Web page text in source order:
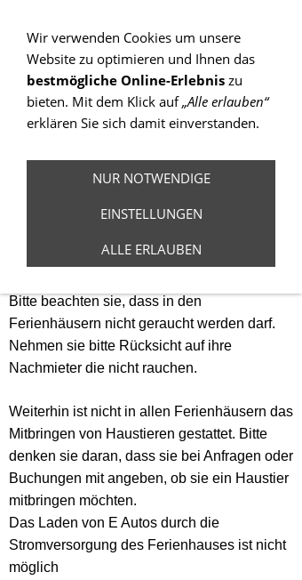
Website, die für mobile Geräte optimiert wurde.
Zur Desktop-Version
Hinweis nicht mehr anzeigen
Ferienhaus 4
Schlafzimmer
Bitte beachten sie, dass in den
Ferienhäusern nicht geraucht werden darf.
Nehmen sie bitte Rücksicht auf ihre
Nachmieter die nicht rauchen.
Weiterhin ist nicht in allen Ferienhäusern das
Mitbringen von Haustieren gestattet. Bitte
denken sie daran, dass sie bei Anfragen oder
Buchungen mit angeben, ob sie ein Haustier
mitbringen möchten.
Das Laden von E Autos durch die
Stromversorgung des Ferienhauses ist nicht
möglich
Wir verwenden Cookies um unsere
Website zu optimieren und Ihnen das
bestmögliche Online-Erlebnis zu
bieten. Mit dem Klick auf„Alle erlauben“
erklären Sie sich damit einverstanden.
NUR NOTWENDIGE
EINSTELLUNGEN
ALLE ERLAUBEN